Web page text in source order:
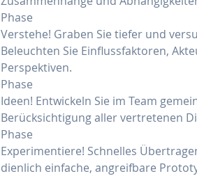
Phase
Verstehe! Graben Sie tiefer und
Beleuchten Sie Einflussfaktoren,
Perspektiven.
Phase
Ideen! Entwickeln Sie im Team
Berücksichtigung aller vertretenen
Phase
Experimentiere! Schnelles
dienlich einfache, angreifbare